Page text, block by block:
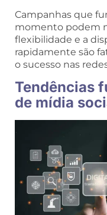
Campanhas que
momento podem
flexibilidade e a
rapidamente são
o sucesso nas
Tendências
de mídia